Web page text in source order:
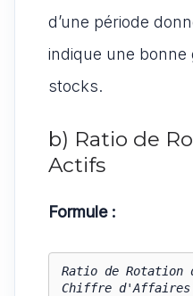
d’une période
indique une bonne
stocks.
b) Ratio de
Actifs
Formule :
Ratio de Rotation
Chiffre